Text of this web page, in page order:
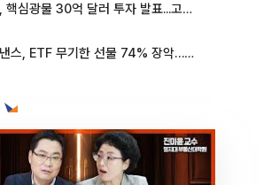
미국, 핵심광물 30억 달러 투자 발표...고려아연 대미투자 언급
바이낸스, ETF 무기한 선물 74% 장악…한국 레버리지 ETF 거래 급증 [e가상자산]